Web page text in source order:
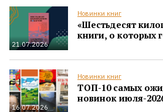
21.07.2026
Новинки книг
«Шестьдесят
книги, о которых
16.07.2026
Новинки книг
ТОП-10 самых
новинок июля-